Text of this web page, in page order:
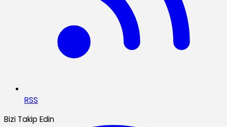
RSS
Bizi Takip Edin